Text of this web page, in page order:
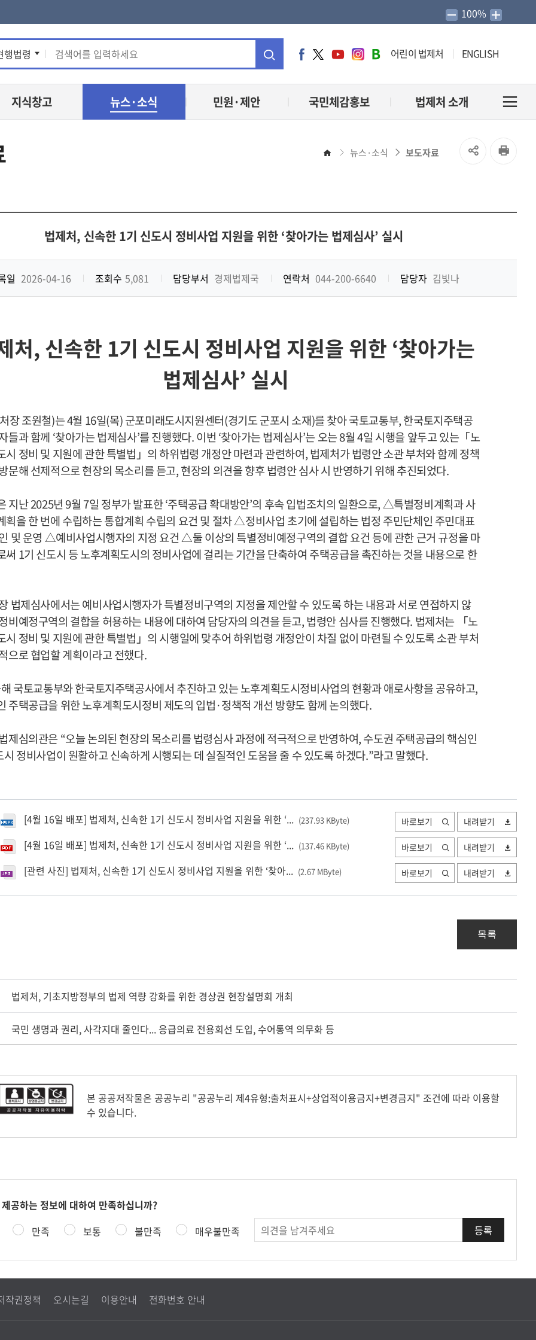
100%
통
합
검
행법령
통
페
스
북
트
터
유
브
타
그
버
어린이 법제처 ENGLISH
지식창고 뉴스·소식 민원·제안 국민체감홍보 법제처 소개
홈 뉴스·소식 보도자료
SNS
인
법제처, 신속한 1기 신도시 정비사업 지원을 위한 ‘찾아가는 법제심사’ 실시
일 2026-04-16 조회수 5,081 담당부서 경제법제국 연락처 044-200-6640 담당자 김빛나
처,신속한 1기 신도시 정비사업 지원을 위한 ‘찾아가는
법제심사’ 실시
처장 조원철)는4월 16일(목)군포미래도시지원센터(경기도 군포시 소재)를 찾아 국토교통부,한국토지주택공
들과 함께 ‘찾아가는 법제심사’를 진행했다.이번 ‘찾아가는 법제심사’는 오는8월4일 시행을 앞두고 있는 「노
시 정비 및 지원에 관한 특별법 」 의 하위법령 개정안 마련과 관련하여,법제처가 법령안 소관 부처와 함께 정책
문해 선제적으로 현장의 목소리를 듣고,현장의 의견을 향후 법령안 심사 시 반영하기 위해 추진되었다.
지난2025년9월 7일 정부가 발표한‘주택공급 확대방안’의 후속 입법조치의 일환으로,△특별정비계획과 사
획을 한 번에 수립하는 통합계획 수립의 요건 및 절차△정비사업 초기에 설립하는 법정 주민단체인 주민대표
및 운영 △예비사업시행자의 지정 요건△둘 이상의 특별정비예정구역의 결합 요건 등에 관한 근거 규정을 마
써 1기 신도시 등 노후계획도시의 정비사업에 걸리는 기간을 단축하여 주택공급을 촉진하는 것을 내용으로 한
법제심사에서는 예비사업시행자가 특별정비구역의 지정을 제안할 수 있도록 하는 내용과 서로 연접하지 않
비예정구역의 결합을 허용하는 내용에 대하여 담당자의 의견을 듣고,법령안 심사를 진행했다. 법제처는 「노
시 정비 및 지원에 관한 특별법 」 의 시행일에 맞추어 하위법령 개정안이 차질 없이 마련될 수 있도록 소관 부처
으로 협업할 계획이라고 전했다.
국토교통부와 한국토지주택공사에서 추진하고 있는 노후계획도시정비사업의 현황과 애로사항을 공유하고,
주택공급을 위한 노후계획도시정비 제도의 입법·정책적 개선 방향도 함께 논의했다.
제심의관은 “오늘 논의된 현장의 목소리를 법령심사 과정에 적극적으로 반영하여,수도권 주택공급의 핵심인
시 정비사업이 원활하고 신속하게 시행되는 데 실질적인 도움을 줄 수 있도록 하겠다.”라고 말했다.
[4월 16일 배포] 법제처, 신속한 1기 신도시 정비사업 지원을 위한 ‘... (237.93 KByte) 바로보기 내려받기
[4월 16일 배포] 법제처, 신속한 1기 신도시 정비사업 지원을 위한 ‘... (137.46 KByte) 바로보기 내려받기
[관련 사진] 법제처, 신속한 1기 신도시 정비사업 지원을 위한 ‘찾아... (2.67 MByte) 바로보기 내려받기
목록
법제처, 기초지방정부의 법제 역량 강화를 위한 경상권 현장설명회 개최
국민 생명과 권리, 사각지대 줄인다... 응급의료 전용회선 도입, 수어통역 의무화 등
본 공공저작물은 공공누리 "공공누리 제4유형:출처표시+상업적이용금지+변경금지" 조건에 따라 이용할
수 있습니다.
공하는 정보에 대하여 만족하십니까?
만족 보통 불만족 매우불만족
의
견
작권정책 오시는길 이용안내 전화번호 안내